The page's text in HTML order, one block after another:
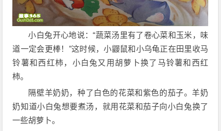
小白兔开心地说：“蔬菜汤里有了卷心菜和玉米，味
道一定会更棒！”这时候，小鼹鼠和小乌龟正在田里收马
铃薯和西红柿，小白兔又用胡萝卜换了马铃薯和西红
柿。
隔壁羊奶奶，种了白色的花菜和紫色的茄子。羊奶
奶知道小白兔想要煮汤，就用花菜和茄子向小白兔换了
一些胡萝卜。